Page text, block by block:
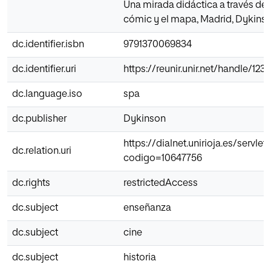
Una mirada didáctica a través del
cómic y el mapa, Madrid,
dc.identifier.isbn 9791370069834
dc.identifier.uri https://reunir.unir.net/handle/
dc.language.iso spa
dc.publisher Dykinson
dc.relation.uri
https://dialnet.unirioja.es/
codigo=10647756
dc.rights restrictedAccess
dc.subject enseñanza
dc.subject cine
dc.subject historia